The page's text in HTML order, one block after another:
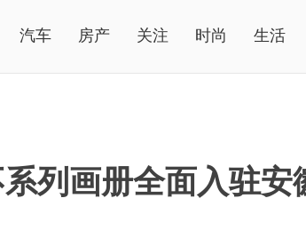
汽车 房产 关注 时尚 生活
列画册全面入驻安